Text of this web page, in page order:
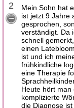
2
Mein Sohn hat
ist jetzt 9 Jahre
gesprochen,
verständigt. Da
schnell
einen
ist und ich
frühkindliche
eine Therapie
Heute hört man
komplizierte
die Diagnose